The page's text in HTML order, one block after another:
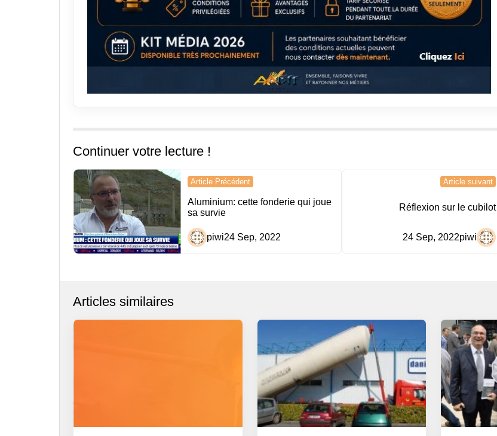
Continuer votre lecture !
Navigation
de
l’article
Article Précédent
Aluminium: cette fonderie qui joue
sa survie
piwi24 Sep, 2022
Article suivant
Réflexion sur le cubilot
piwi
24 Sep, 2022
Articles similaires